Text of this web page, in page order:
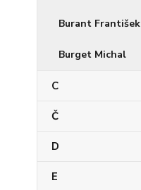
Burant František
Burget Michal
C
Č
D
E